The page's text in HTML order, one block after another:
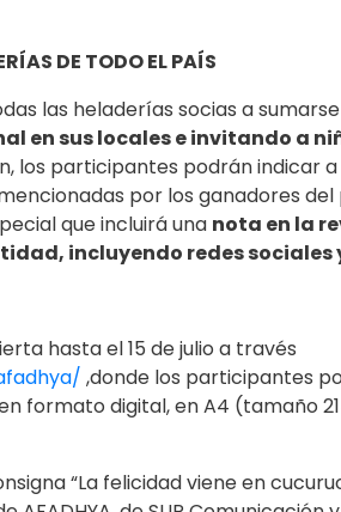
DE TODO EL PAÍS
las heladerías socias a
en sus locales e invitando a
los participantes podrán indicar
por los ganadores
que incluirá una nota en la
incluyendo redes sociales
hasta el 15 de julio a través
,donde los participantes
formato digital, en A4 (tamaño
“La felicidad viene en